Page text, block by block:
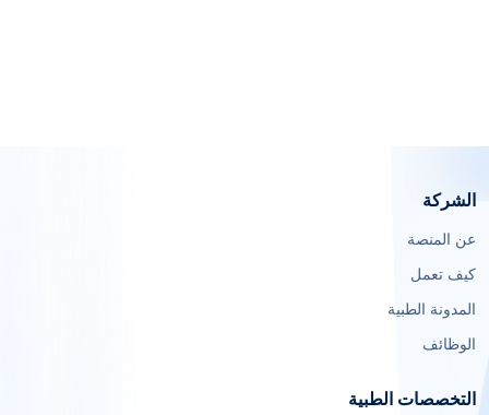
الشركة
عن المنصة
كيف تعمل
المدونة الطبية
الوظائف
التخصصات الطبية